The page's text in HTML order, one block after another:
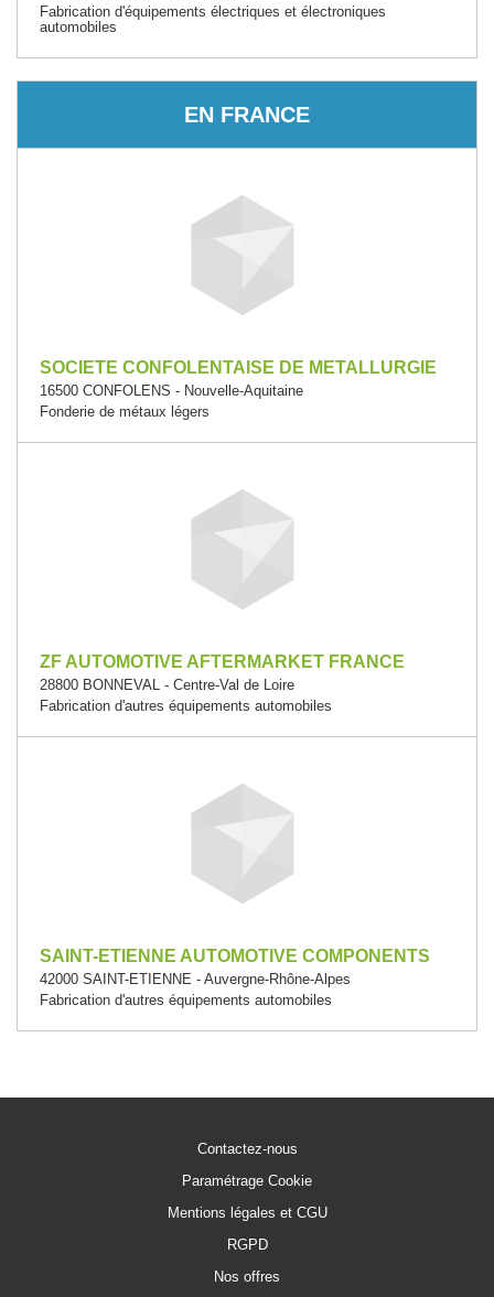
Fabrication d'équipements électriques et électroniques
automobiles
EN FRANCE
SOCIETE CONFOLENTAISE DE METALLURGIE
16500 CONFOLENS - Nouvelle-Aquitaine
Fonderie de métaux légers
ZF AUTOMOTIVE AFTERMARKET FRANCE
28800 BONNEVAL - Centre-Val de Loire
Fabrication d'autres équipements automobiles
SAINT-ETIENNE AUTOMOTIVE COMPONENTS
42000 SAINT-ETIENNE - Auvergne-Rhône-Alpes
Fabrication d'autres équipements automobiles
Contactez-nous
Paramétrage Cookie
Mentions légales et CGU
RGPD
Nos offres